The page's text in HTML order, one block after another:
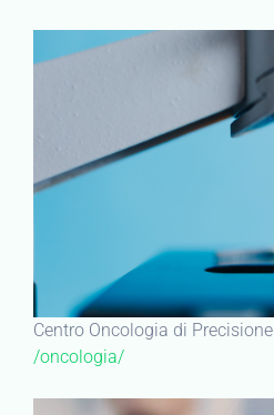
Centro Oncologia di Precisione
/oncologia/